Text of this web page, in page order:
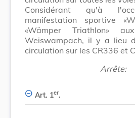
Considérant qu'à
manifestation sportive
«Wämper Triathlon»
Weiswampach, il y a lieu
circulation sur les CR336 et
Arrête:
Art. 1er.